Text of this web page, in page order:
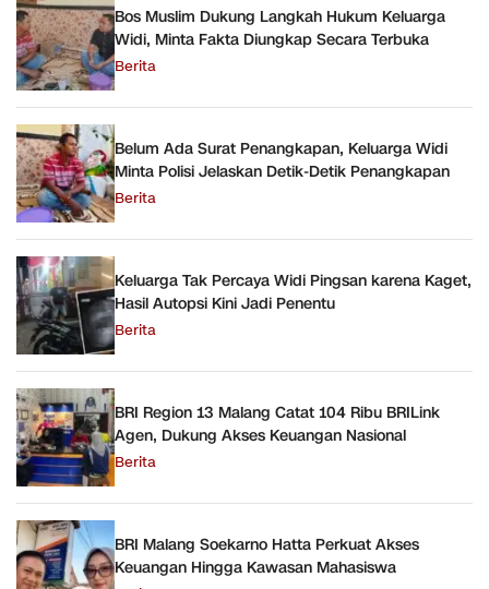
Bos Muslim Dukung Langkah Hukum Keluarga
Widi, Minta Fakta Diungkap Secara Terbuka
Berita
Belum Ada Surat Penangkapan, Keluarga Widi
Minta Polisi Jelaskan Detik-Detik Penangkapan
Berita
Keluarga Tak Percaya Widi Pingsan karena Kaget,
Hasil Autopsi Kini Jadi Penentu
Berita
BRI Region 13 Malang Catat 104 Ribu BRILink
Agen, Dukung Akses Keuangan Nasional
Berita
BRI Malang Soekarno Hatta Perkuat Akses
Keuangan Hingga Kawasan Mahasiswa